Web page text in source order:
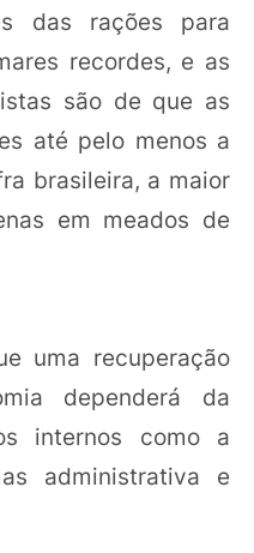
das rações para
recordes, e as
são de que as
até pelo menos a
brasileira, a maior
em meados de
uma recuperação
dependerá da
internos como a
administrativa e